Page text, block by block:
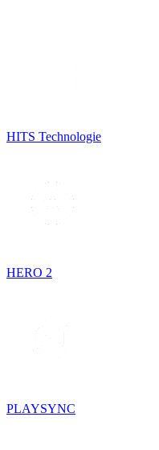
HITS Technologie
HERO 2
PLAYSYNC